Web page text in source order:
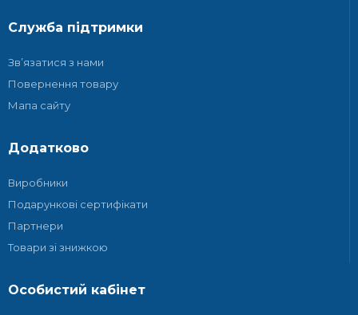
Служба підтримки
Зв’язатися з нами
Повернення товару
Мапа сайту
Додатково
Виробники
Подарункові сертифікати
Партнери
Товари зі знижкою
Особистий кабінет